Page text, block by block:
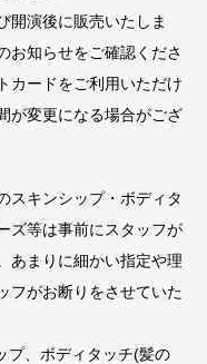
開演後に販売いたしま
お知らせをご確認くださ
カードをご利用いただけ
が変更になる場合がござ
スキンシップ・ボディタ
ズ等は事前にスタッフが
あまりに細かい指定や理
フがお断りをさせていた
プ、ボディタッチ(髪の